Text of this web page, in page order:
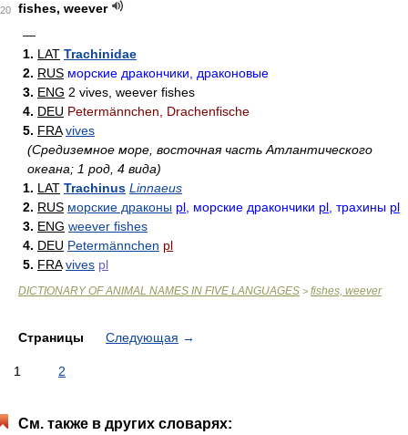
20
fishes, weever
—
1. LAT Trachinidae
2. RUS морские дракончики, драконовые
3. ENG 2 vives, weever fishes
4. DEU Petermännchen, Drachenfische
5. FRA vives
(Средиземное море, восточная часть Атлантического
океана; 1 род, 4 вида)
1. LAT Trachinus Linnaeus
2. RUS морские драконы pl , морские дракончики pl , трахины pl
3. ENG weever fishes
4. DEU Petermännchen pl
5. FRA vives pl
DICTIONARY OF ANIMAL NAMES IN FIVE LANGUAGES > fishes, weever
Страницы Следующая →
1 2
См. также в других словарях: